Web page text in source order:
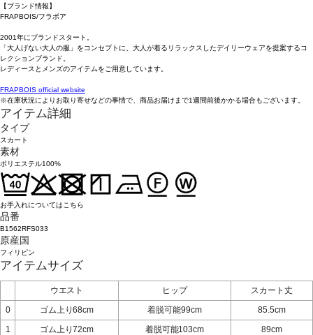
【ブランド情報】
FRAPBOIS/フラボア
2001年にブランドスタート。
「大人げない大人の服」をコンセプトに、大人が着るリラックスしたデイリーウェアを提案するコ
レクションブランド。
レディースとメンズのアイテムをご用意しています。
FRAPBOIS official website
※在庫状況によりお取り寄せなどの事情で、商品お届けまで1週間前後かかる場合もございます。
アイテム詳細
タイプ
スカート
素材
ポリエステル100%
お手入れについてはこちら
品番
B1562RFS033
原産国
フィリピン
アイテムサイズ
ウエスト ヒップ
スカート丈
0
ゴム上り68cm 着脱可能99cm
85.5cm
1
ゴム上り72cm 着脱可能103cm 89cm